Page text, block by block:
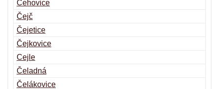
Čehovice
Čejč
Čejetice
Čejkovice
Cejle
Čeladná
Čelákovice